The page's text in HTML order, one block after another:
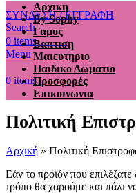
ΣΥΝΔΕΣΗ / ΕΓΓΡΑΦΗ
Search
0 items €0.00
Menu
0 items €0.00
Αρχικη
By Sophy
Γαμος
Βαπτιση
Μαιευτηριο
Παιδικο Δωματιο
Προσφορές
Επικοινωνια
Πολιτική
Αρχική » Πολιτική
Εάν το προϊόν που επιλέξατε
τρόπο θα χαρούμε και πάλι